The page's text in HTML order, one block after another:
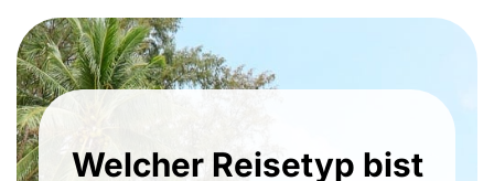
Welcher Reisetyp bist